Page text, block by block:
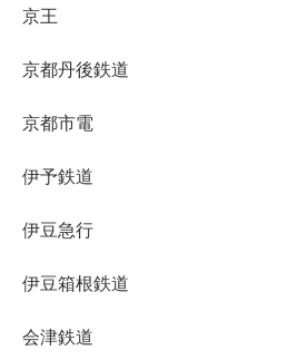
京王
京都丹後鉄道
京都市電
伊予鉄道
伊豆急行
伊豆箱根鉄道
会津鉄道